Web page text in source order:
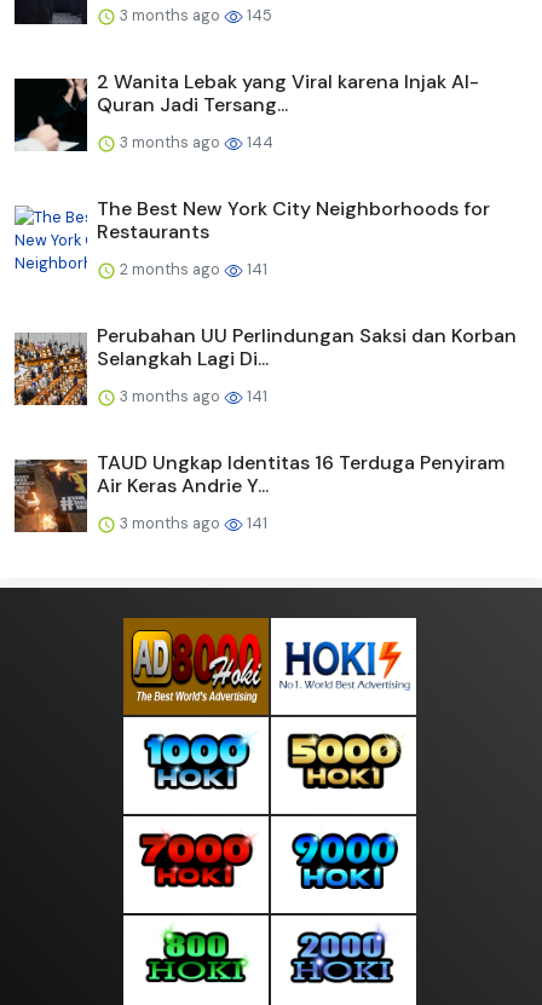
3 months ago 145
2 Wanita Lebak yang Viral karena Injak Al-
Quran Jadi Tersang...
3 months ago 144
The Best New York City Neighborhoods for
Restaurants
2 months ago 141
Perubahan UU Perlindungan Saksi dan Korban
Selangkah Lagi Di...
3 months ago 141
TAUD Ungkap Identitas 16 Terduga Penyiram
Air Keras Andrie Y...
3 months ago 141